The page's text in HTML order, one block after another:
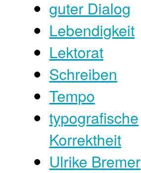
guter Dialog
Lebendigkeit
Lektorat
Schreiben
Tempo
typografische
Korrektheit
Ulrike Bremer